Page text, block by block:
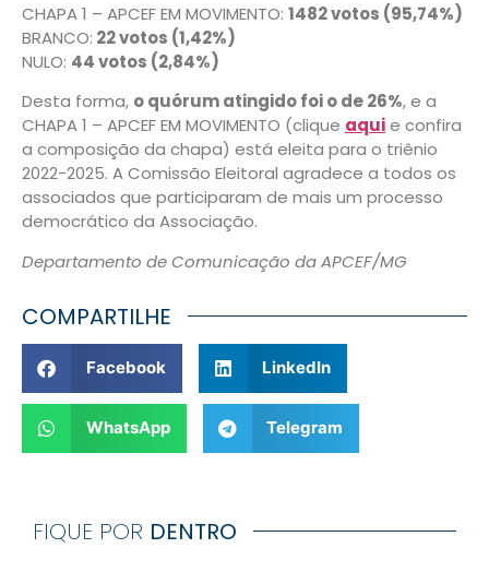
CHAPA 1 – APCEF EM MOVIMENTO: 1482 votos (95,74%)
BRANCO: 22 votos (1,42%)
NULO: 44 votos (2,84%)
Desta forma, o quórum atingido foi o de 26%, e a
CHAPA 1 – APCEF EM MOVIMENTO (clique aquie confira
a composição da chapa) está eleita para o triênio
2022-2025. A Comissão Eleitoral agradece a todos os
associados que participaram de mais um processo
democrático da Associação.
Departamento de Comunicação da APCEF/MG
COMPARTILHE
Facebook LinkedIn
WhatsApp Telegram
FIQUE POR DENTRO